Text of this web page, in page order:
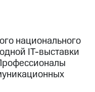
национального
IT-выставки